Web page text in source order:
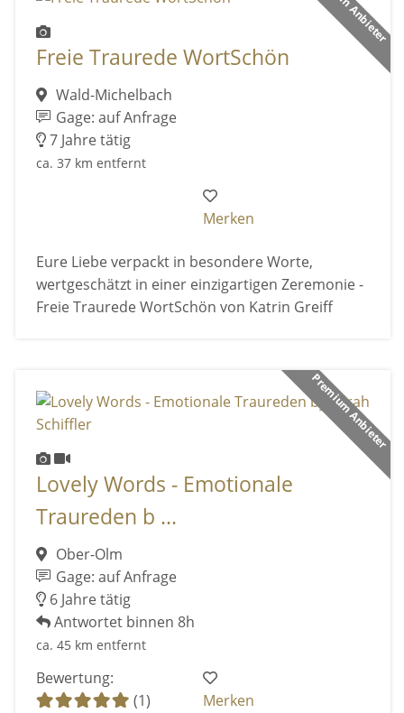
Freie Traurede WortSchön
Wald-Michelbach
Gage: auf Anfrage
7 Jahre tätig
ca. 37 km entfernt
Merken
Eure Liebe verpackt in besondere Worte,
wertgeschätzt in einer einzigartigen Zeremonie -
Freie Traurede WortSchön von Katrin Greiff
Premium Anbieter
Lovely Words - Emotionale
Traureden b ...
Ober-Olm
Gage: auf Anfrage
6 Jahre tätig
Antwortet binnen 8h
ca. 45 km entfernt
Bewertung:
(1)
Merken